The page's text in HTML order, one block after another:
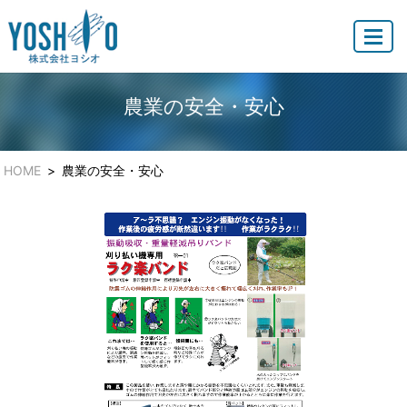
農業の安全・安心
HOME 農業の安全・安心